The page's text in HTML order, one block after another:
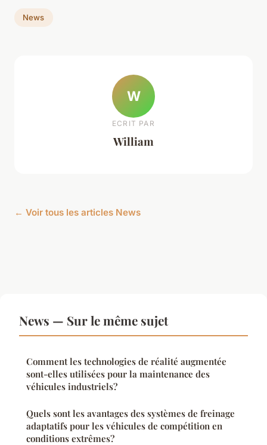
News
W
ECRIT PAR
William
← Voir tous les articles News
News — Sur le même sujet
Comment les technologies de réalité augmentée
sont-elles utilisées pour la maintenance des
véhicules industriels?
Quels sont les avantages des systèmes de freinage
adaptatifs pour les véhicules de compétition en
conditions extrêmes?